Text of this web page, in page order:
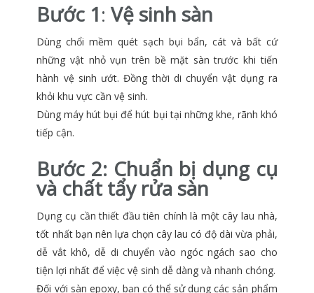
Bước 1:Vệ sinh sàn
Dùng chổi mềm quét sạch bụi bẩn, cát và bất cứ
những vật nhỏ vụn trên bề mặt sàn trước khi tiến
hành vệ sinh ướt. Đồng thời di chuyển vật dụng ra
khỏi khu vực cần vệ sinh.
Dùng máy hút bụi để hút bụi tại những khe, rãnh khó
tiếp cận.
Bước 2: Chuẩn bị dụng cụ
và chất tẩy rửa sàn
Dụng cụ cần thiết đầu tiên chính là một cây lau nhà,
tốt nhất bạn nên lựa chọn cây lau có độ dài vừa phải,
dễ vắt khô, dễ di chuyển vào ngóc ngách sao cho
tiện lợi nhất để việc vệ sinh dễ dàng và nhanh chóng.
Đối với sàn epoxy, bạn có thể sử dụng các sản phẩm